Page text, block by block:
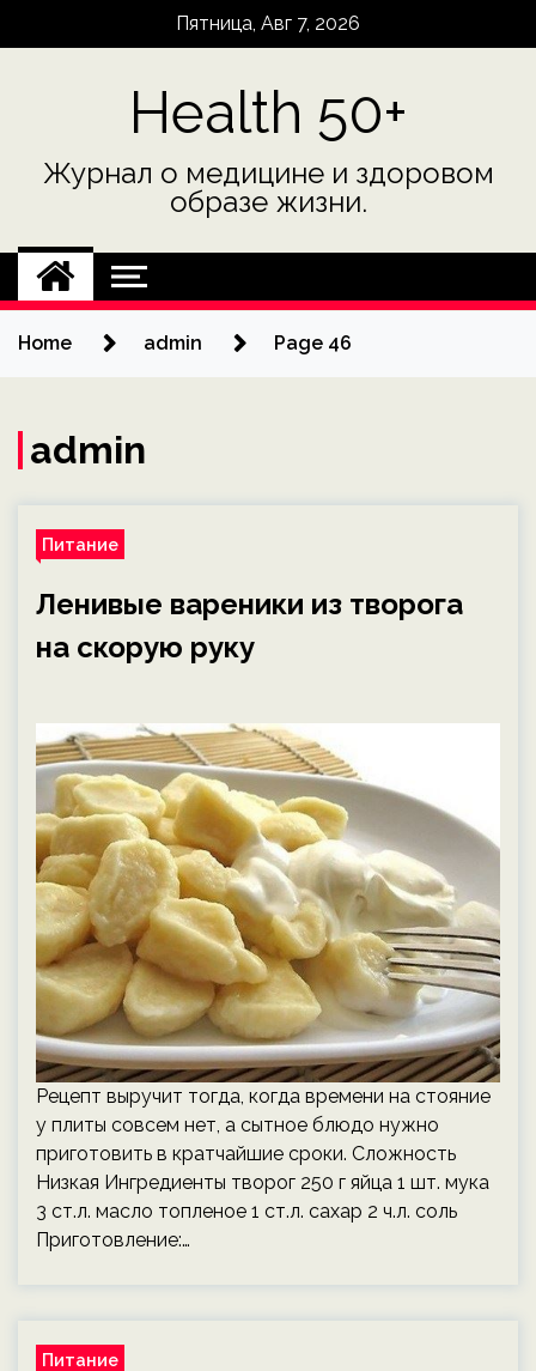
Пятница, Авг 7, 2026
Health 50+
Журнал о медицине и здоровом
образе жизни.
Home admin Page 46
admin
Питание
Ленивые вареники из творога
на скорую руку
Рецепт выручит тогда, когда времени на стояние
у плиты совсем нет, а сытное блюдо нужно
приготовить в кратчайшие сроки. Сложность
Низкая Ингредиенты творог 250 г яйца 1 шт. мука
3 ст.л. масло топленое 1 ст.л. сахар 2 ч.л. соль
Приготовление:…
Питание